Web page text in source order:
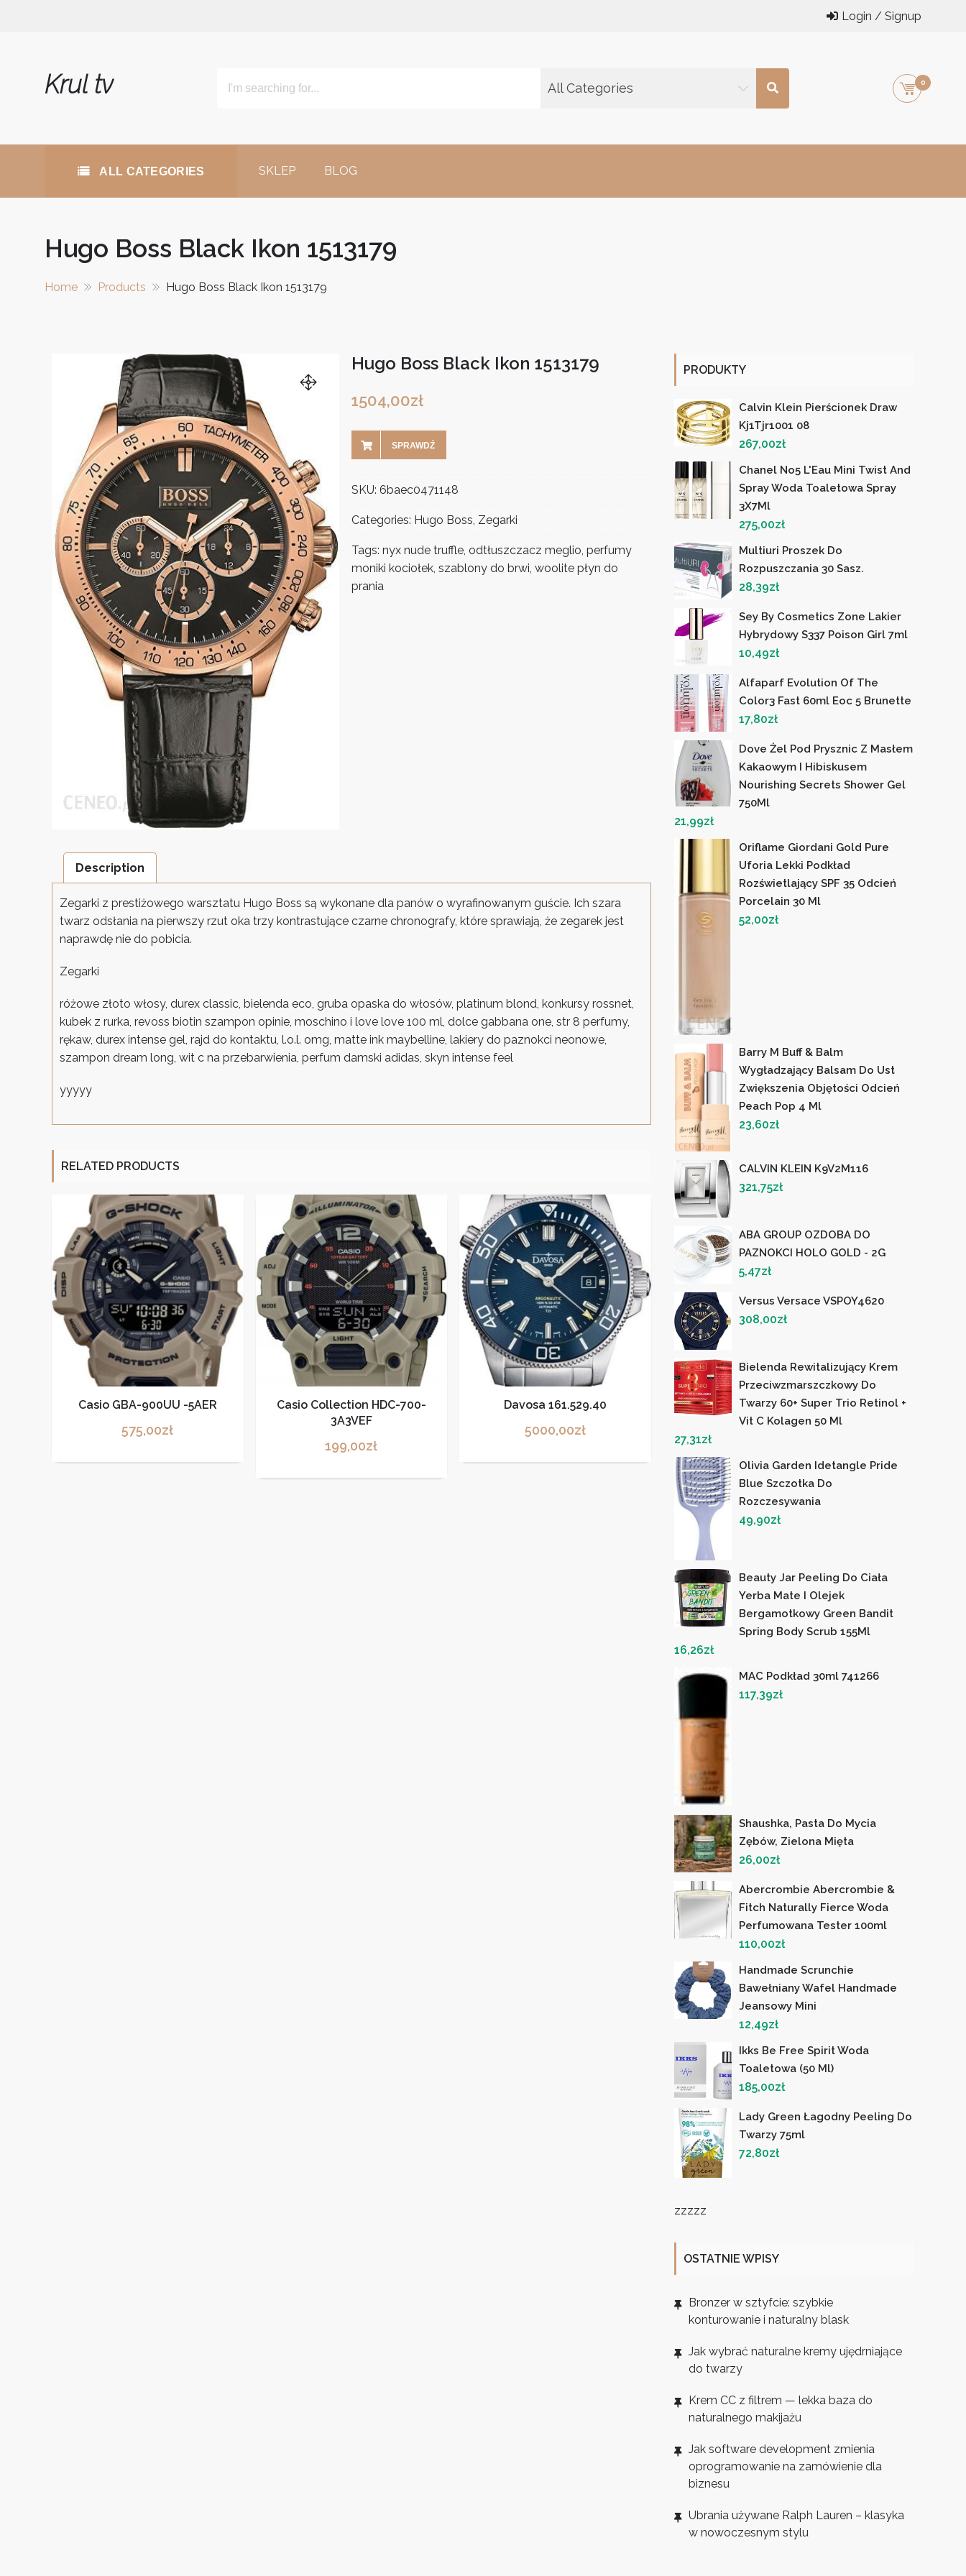
Login / Signup
Krul tv All Categories 0
ALL CATEGORIES SKLEP BLOG
Hugo Boss Black Ikon 1513179
Home Products Hugo Boss Black Ikon 1513179
Hugo Boss Black Ikon 1513179
1504,00zł
SPRAWDŹ
SKU: 6baec0471148
Categories: Hugo Boss, Zegarki
Tags: nyx nude truffle, odtłuszczacz meglio, perfumy
moniki kociołek, szablony do brwi, woolite płyn do
prania
Description
Zegarki z prestiżowego warsztatu Hugo Boss są wykonane dla panów o wyrafinowanym guście. Ich szara
twarz odsłania na pierwszy rzut oka trzy kontrastujące czarne chronografy, które sprawiają, że zegarek jest
naprawdę nie do pobicia.
Zegarki
różowe złoto włosy, durex classic, bielenda eco, gruba opaska do włosów, platinum blond, konkursy rossnet,
kubek z rurka, revoss biotin szampon opinie, moschino i love love 100 ml, dolce gabbana one, str 8 perfumy,
rękaw, durex intense gel, rajd do kontaktu, l.o.l. omg, matte ink maybelline, lakiery do paznokci neonowe,
szampon dream long, wit c na przebarwienia, perfum damski adidas, skyn intense feel
yyyyy
RELATED PRODUCTS
Casio GBA-900UU -5AER
575,00zł
Casio Collection HDC-700-
3A3VEF
199,00zł
Davosa 161.529.40
5000,00zł
PRODUKTY
Calvin Klein Pierścionek Draw
Kj1Tjr1001 08
267,00zł
Chanel No5 L'Eau Mini Twist And
Spray Woda Toaletowa Spray
3X7Ml
275,00zł
Multiuri Proszek Do
Rozpuszczania 30 Sasz.
28,39zł
Sey By Cosmetics Zone Lakier
Hybrydowy S337 Poison Girl 7ml
10,49zł
Alfaparf Evolution Of The
Color3 Fast 60ml Eoc 5 Brunette
17,80zł
Dove Żel Pod Prysznic Z Masłem
Kakaowym I Hibiskusem
Nourishing Secrets Shower Gel
750Ml
21,99zł
Oriflame Giordani Gold Pure
Uforia Lekki Podkład
Rozświetlający SPF 35 Odcień
Porcelain 30 Ml
52,00zł
Barry M Buff & Balm
Wygładzający Balsam Do Ust
Zwiększenia Objętości Odcień
Peach Pop 4 Ml
23,60zł
CALVIN KLEIN K9V2M116
321,75zł
ABA GROUP OZDOBA DO
PAZNOKCI HOLO GOLD - 2G
5,47zł
Versus Versace VSPOY4620
308,00zł
Bielenda Rewitalizujący Krem ​​
Przeciwzmarszczkowy Do
Twarzy 60+ Super Trio Retinol +
Vit C Kolagen 50 Ml
27,31zł
Olivia Garden Idetangle Pride
Blue Szczotka Do
Rozczesywania
49,90zł
Beauty Jar Peeling Do Ciała
Yerba Mate I Olejek
Bergamotkowy Green Bandit
Spring Body Scrub 155Ml
16,26zł
MAC Podkład 30ml 741266
117,39zł
Shaushka, Pasta Do Mycia
Zębów, Zielona Mięta
26,00zł
Abercrombie Abercrombie &
Fitch Naturally Fierce Woda
Perfumowana Tester 100ml
110,00zł
Handmade Scrunchie
Bawełniany Wafel Handmade
Jeansowy Mini
12,49zł
Ikks Be Free Spirit Woda
Toaletowa (50 Ml)
185,00zł
Lady Green Łagodny Peeling Do
Twarzy 75ml
72,80zł
zzzzz
OSTATNIE WPISY
Bronzer w sztyfcie: szybkie
konturowanie i naturalny blask
Jak wybrać naturalne kremy ujędrniające
do twarzy
Krem CC z filtrem — lekka baza do
naturalnego makijażu
Jak software development zmienia
oprogramowanie na zamówienie dla
biznesu
Ubrania używane Ralph Lauren – klasyka
w nowoczesnym stylu